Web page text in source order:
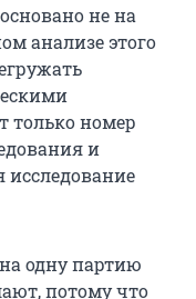
не на
анализе этого
только номер
и
исследование
одну партию
потому что